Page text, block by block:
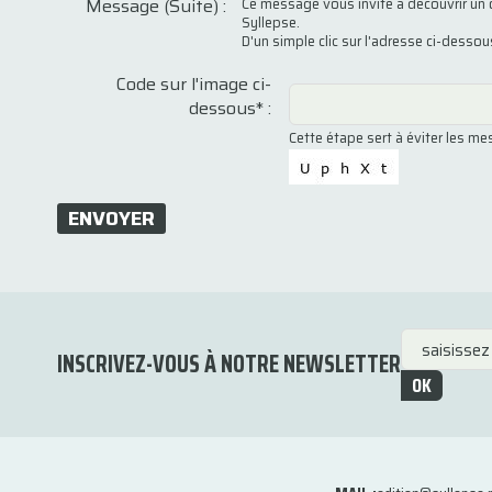
Message (Suite) :
Syllepse.
D'un simple clic sur l'adresse ci-
Code sur l'image ci-
dessous* :
Cette étape sert à éviter les
ENVOYER
INSCRIVEZ-VOUS À NOTRE NEWSLETTER
OK